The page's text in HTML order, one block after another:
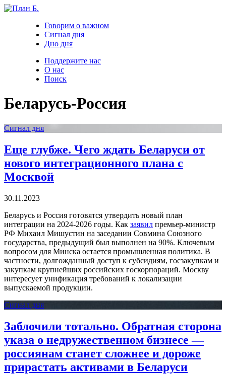
Говорим о важном
Сигнал дня
Дно дня
Поддержите нас
О нас
Поиск
Беларусь-Россия
Сигнал дня
Еще глубже. Чего ждать Беларуси от
нового интеграционного плана с
Москвой
30.11.2023
Беларусь и Россия готовятся утвердить новый план
интеграции на 2024-2026 годы. Как заявил премьер-министр
РФ Михаил Мишустин на заседании Совмина Союзного
государства, предыдущий был выполнен на 90%. Ключевым
вопросом для Минска остается промышленная политика. В
частности, долгожданный доступ к субсидиям, госзакупкам и
закупкам крупнейших российских госкорпораций. Москву
интересует унификация требований к локализации
выпускаемой продукции.
Сигнал дня
Заблочили тотально. Обратная сторона
указа о недружественном бизнесе —
россиянам станет сложнее и дороже
прирастать активами в Беларуси